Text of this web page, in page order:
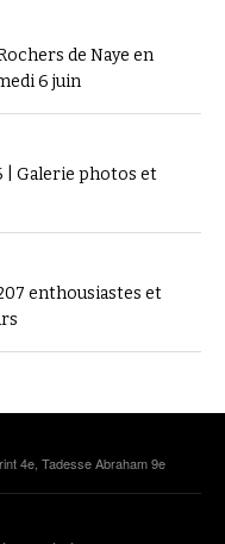
de Naye en
6 juin
| Galerie photos et
enthousiastes et
4e, Tadesse Abraham 9e